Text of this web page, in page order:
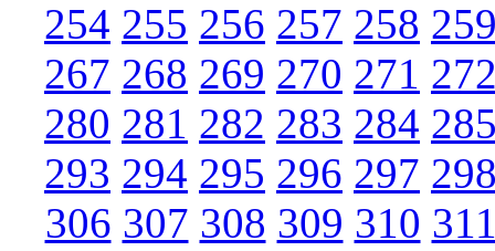
254 255 256 257 258
267 268 269 270 271
280 281 282 283 284
293 294 295 296 297
306 307 308 309 310